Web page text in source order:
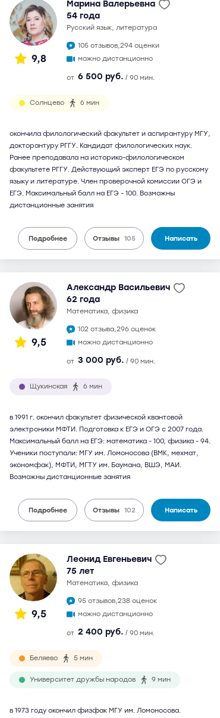
9,8
Марина Валерьевна
54 года
русский язык, литература
105 отзывов,294 оценки
можно дистанционно
от 6 500 руб. / 90 мин.
Солнцево 6 мин
окончила филологический факультет и аспирантуру МГУ,
докторантуру РГГУ. Кандидат филологических наук.
Ранее преподавала на историко-филологическом
факультете РГГУ. Действующий эксперт ЕГЭ по русскому
языку и литературе. Член проверочной комиссии ОГЭ и
ЕГЭ. Максимальный балл на ЕГЭ - 100. Возможны
дистанционные занятия
Подробнее Отзывы 105 Написать
9,5
Александр Васильевич
62 года
математика, физика
102 отзыва,296 оценок
можно дистанционно
от 3 000 руб. / 90 мин.
Щукинская 6 мин
в 1991 г. окончил факультет физической квантовой
электроники МФТИ. Подготовка к ЕГЭ и ОГЭ с 2007 года.
Максимальный балл на ЕГЭ: математика - 100, физика - 94.
Ученики поступали: МГУ им. Ломоносова (ВМК, мехмат,
экономфак), МФТИ, МГТУ им. Баумана, ВШЭ, МАИ.
Возможны дистанционные занятия
Подробнее Отзывы 102 Написать
9,5
Леонид Евгеньевич
75 лет
математика, физика
95 отзывов,238 оценок
можно дистанционно
от 2 400 руб. / 90 мин.
Беляево 5 мин
Университет дружбы народов 9 мин
в 1973 году окончил физфак МГУ им. Ломоносова.